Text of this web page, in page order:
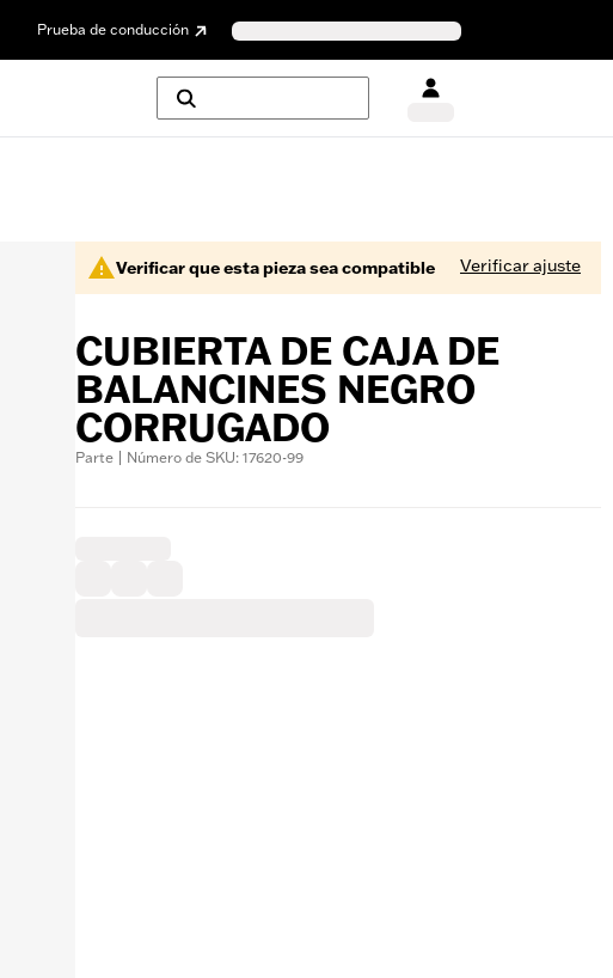
Prueba de conducción
Verificar que esta pieza sea compatible Verificar ajuste
CUBIERTA DE CAJA DE
BALANCINES NEGRO
CORRUGADO
Parte | Número de SKU: 17620-99